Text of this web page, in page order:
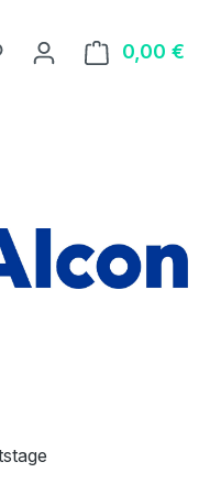
0,00 €